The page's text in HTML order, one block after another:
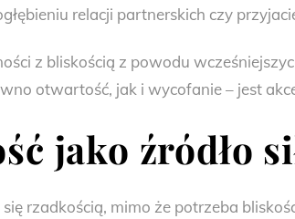
relacji partnerskich czy
z bliskością z powodu
otwartość, jak i wycofanie – jest
jako źródło
rzadkością, mimo że potrzeba